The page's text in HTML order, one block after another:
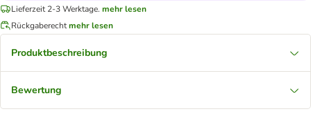
Lieferzeit 2-3 Werktage. mehr lesen
Rückgaberechtmehr lesen
Produktbeschreibung
Bewertung